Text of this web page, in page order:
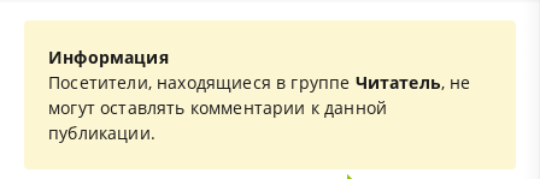
Информация
Посетители, находящиеся в группе Читатель, не
могут оставлять комментарии к данной
публикации.